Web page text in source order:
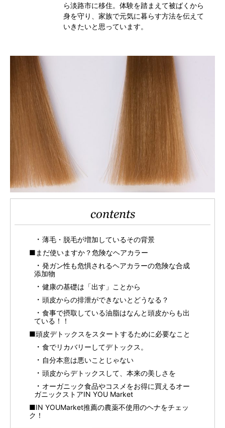
ら淡路市に移住。体験を踏まえて被ばくから
身を守り、家族で元気に暮らす方法を伝えて
いきたいと思っています。
contents
薄毛・脱毛が増加しているその背景
■まだ使いますか？危険なヘアカラー
発ガン性も危惧されるヘアカラーの危険な合成
添加物
健康の基礎は「出す」ことから
頭皮からの排泄ができないとどうなる？
食事で摂取している油脂はなんと頭皮からも出
ている！！
■頭皮デトックスをスタートするために必要なこと
食でリカバリーしてデトックス。
自分本意は悪いことじゃない
頭皮からデトックスして、本来の美しさを
オーガニック食品やコスメをお得に買えるオー
ガニックストアIN YOU Market
■IN YOUMarket推薦の農薬不使用のヘナをチェッ
ク！